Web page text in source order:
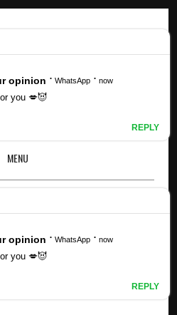
Kpop
(mis à jour !) - Groupe Grandline
MENU
H1-KEY